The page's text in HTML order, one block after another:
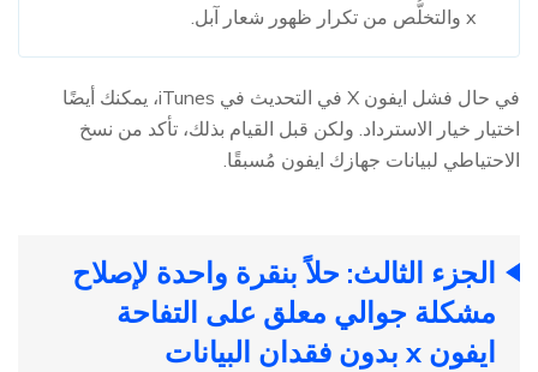
x والتخلُّص من تكرار ظهور شعار آبل.
في حال فشل ايفون X في التحديث في iTunes، يمكنك أيضًا
اختيار خيار الاسترداد. ولكن قبل القيام بذلك، تأكد من نسخ
الاحتياطي لبيانات جهازك ايفون مُسبقًا.
الجزء الثالث: حلاً بنقرة واحدة لإصلاح
مشكلة جوالي معلق على التفاحة
ايفون x بدون فقدان البيانات